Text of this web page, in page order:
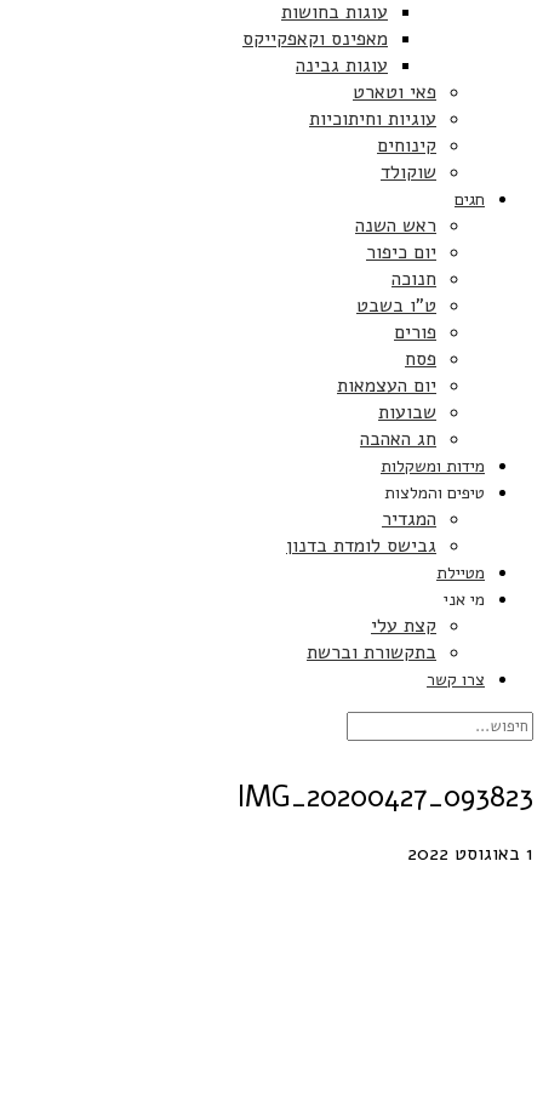
עוגות בחושות
מאפינס וקאפקייקס
עוגות גבינה
פאי וטארט
עוגיות וחיתוכיות
קינוחים
שוקולד
חגים
ראש השנה
יום כיפור
חנוכה
ט”ו בשבט
פורים
פסח
יום העצמאות
שבועות
חג האהבה
מידות ומשקלות
טיפים והמלצות
המגדיר
גבישס לומדת בדנון
מטיילת
מי אני
קצת עלי
בתקשורת וברשת
צרו קשר
IMG_20200427_093823
1 באוגוסט 2022